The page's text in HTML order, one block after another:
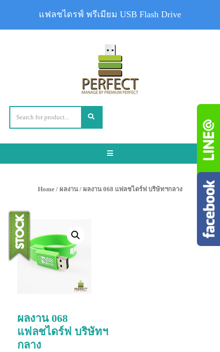
Toggle
Home / ผลงาน / ผลงาน 068 แฟลชไดร์ฟ บริษัทฯกลาง
ผลงาน 068
แฟลชไดร์ฟ บริษัทฯ
กลาง
แฟลชไดรฟ์ พรีเมียม USB Flash Drive